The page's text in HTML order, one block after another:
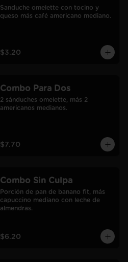
Sanduche omelette con tocino y
queso más café americano mediano.
$3.20
Combo Para Dos
2 sánduches omelette, más 2
americanos medianos.
$7.70
Combo Sin Culpa
Porción de pan de banano fit, más
capuccino mediano con leche de
almendras.
$6.20